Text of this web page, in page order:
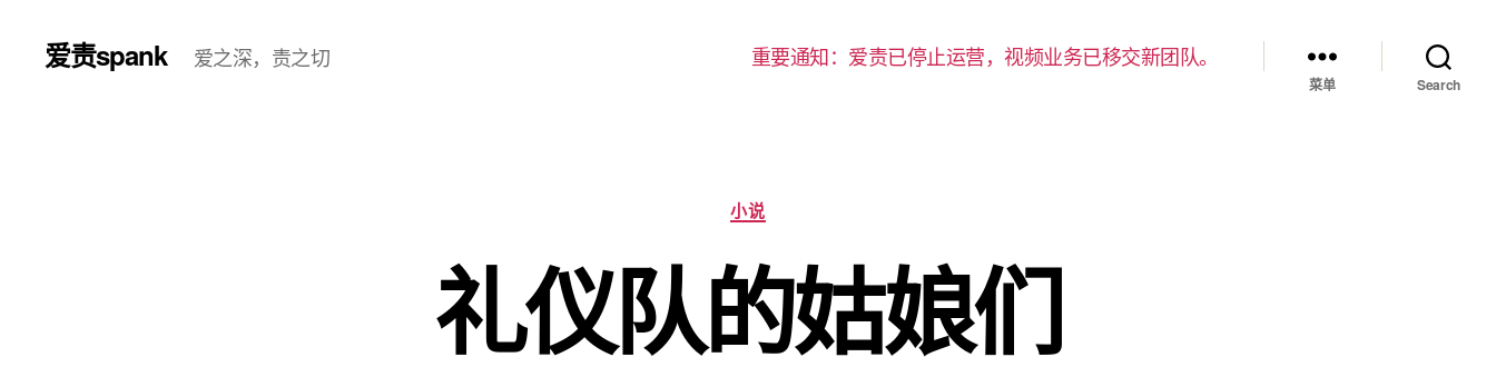
爱责spank 爱之深，责之切 重要通知：爱责已停止运营，视频业务已移交新团队。
菜单 Search
分
类
小说
礼仪队的姑娘们